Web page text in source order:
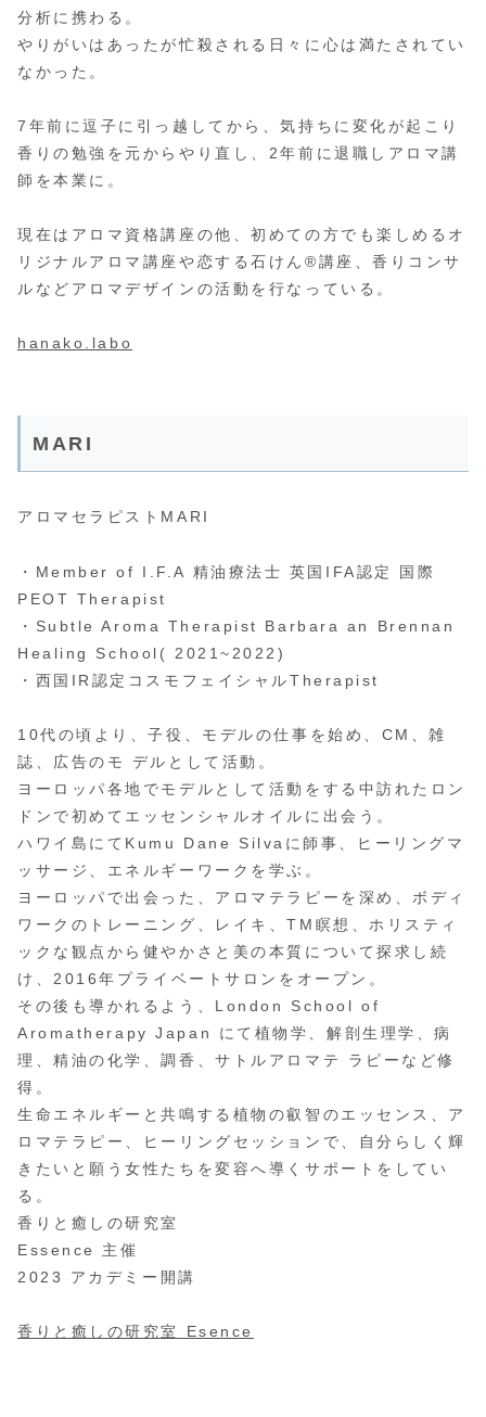
分析に携わる。
やりがいはあったが忙殺される日々に心は満たされてい
なかった。
7年前に逗子に引っ越してから、気持ちに変化が起こり
香りの勉強を元からやり直し、2年前に退職しアロマ講
師を本業に。
現在はアロマ資格講座の他、初めての方でも楽しめるオ
リジナルアロマ講座や恋する石けん®講座、香りコンサ
ルなどアロマデザインの活動を行なっている。
hanako.labo
MARI
アロマセラピストMARI
・Member of I.F.A 精油療法士 英国IFA認定 国際
PEOT Therapist
・Subtle Aroma Therapist Barbara an Brennan
Healing School( 2021~2022)
・西国IR認定コスモフェイシャルTherapist
10代の頃より、子役、モデルの仕事を始め、CM、雑
誌、広告のモ デルとして活動。
ヨーロッパ各地でモデルとして活動をする中訪れたロン
ドンで初めてエッセンシャルオイルに出会う。
ハワイ島にてKumu Dane Silvaに師事、ヒーリングマ
ッサージ、エネルギーワークを学ぶ。
ヨーロッパで出会った、アロマテラピーを深め、ボディ
ワークのトレーニング、レイキ、TM瞑想、ホリスティ
ックな観点から健やかさと美の本質について探求し続
け、2016年プライベートサロンをオープン。
その後も導かれるよう、London School of
Aromatherapy Japan にて植物学、解剖生理学、病
理、精油の化学、調香、サトルアロマテ ラピーなど修
得。
生命エネルギーと共鳴する植物の叡智のエッセンス、ア
ロマテラピー、ヒーリングセッションで、自分らしく輝
きたいと願う女性たちを変容へ導くサポートをしてい
る。
香りと癒しの研究室
Essence 主催
2023 アカデミー開講
香りと癒しの研究室 Esence